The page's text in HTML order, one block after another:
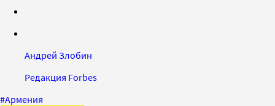
Андрей Злобин
Редакция Forbes
#Армения